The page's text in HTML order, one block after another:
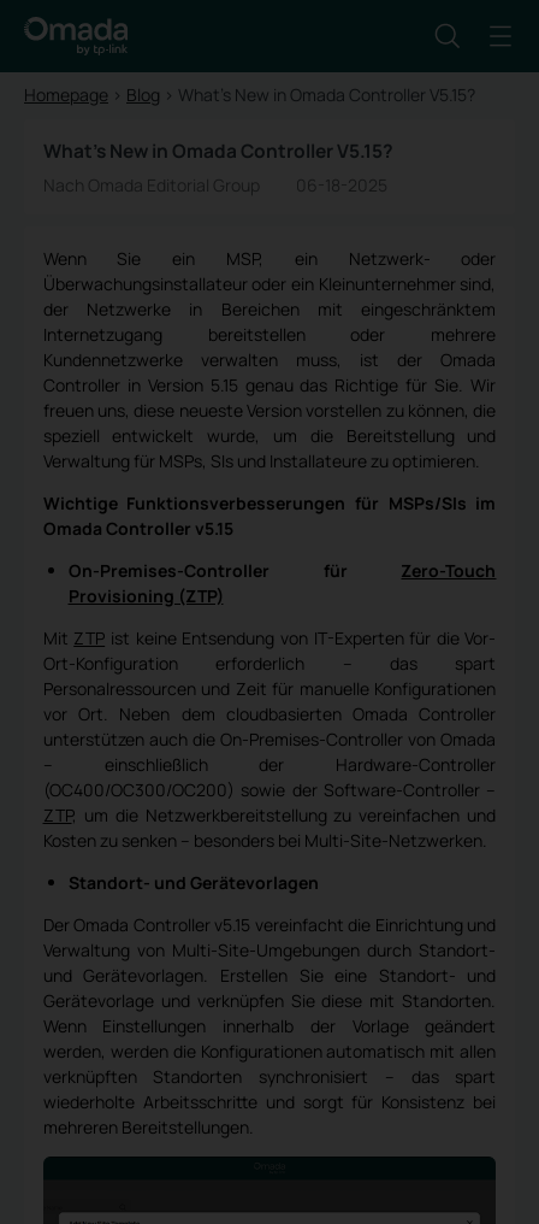
Homepage > Blog > What's New in Omada Controller V5.15?
What's New in Omada Controller V5.15?
Nach Omada Editorial Group 06-18-2025
Wenn Sie ein MSP, ein Netzwerk- oder
Überwachungsinstallateur oder ein Kleinunternehmer sind,
der Netzwerke in Bereichen mit eingeschränktem
Internetzugang bereitstellen oder mehrere
Kundennetzwerke verwalten muss, ist der Omada
Controller in Version 5.15 genau das Richtige für Sie. Wir
freuen uns, diese neueste Version vorstellen zu können, die
speziell entwickelt wurde, um die Bereitstellung und
Verwaltung für MSPs, SIs und Installateure zu optimieren.
Wichtige Funktionsverbesserungen für MSPs/SIs im
Omada Controller v5.15
On-Premises-Controller für Zero-Touch
Provisioning (ZTP)
Mit ZTP ist keine Entsendung von IT-Experten für die Vor-
Ort-Konfiguration erforderlich – das spart
Personalressourcen und Zeit für manuelle Konfigurationen
vor Ort. Neben dem cloudbasierten Omada Controller
unterstützen auch die On-Premises-Controller von Omada
– einschließlich der Hardware-Controller
(OC400/OC300/OC200) sowie der Software-Controller –
ZTP, um die Netzwerkbereitstellung zu vereinfachen und
Kosten zu senken – besonders bei Multi-Site-Netzwerken.
Standort- und Gerätevorlagen
Der Omada Controller v5.15 vereinfacht die Einrichtung und
Verwaltung von Multi-Site-Umgebungen durch Standort-
und Gerätevorlagen. Erstellen Sie eine Standort- und
Gerätevorlage und verknüpfen Sie diese mit Standorten.
Wenn Einstellungen innerhalb der Vorlage geändert
werden, werden die Konfigurationen automatisch mit allen
verknüpften Standorten synchronisiert – das spart
wiederholte Arbeitsschritte und sorgt für Konsistenz bei
mehreren Bereitstellungen.